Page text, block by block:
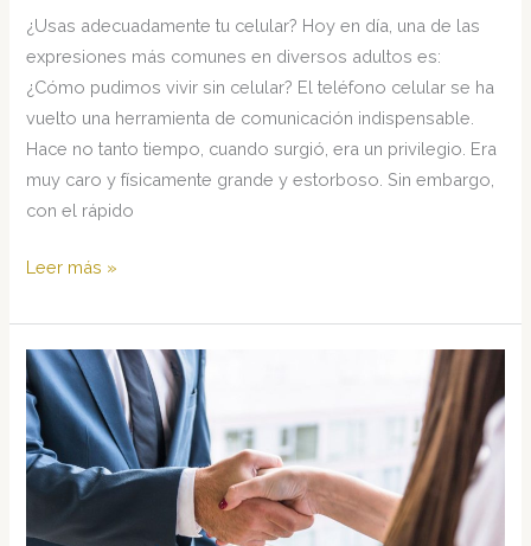
¿Usas adecuadamente tu celular? Hoy en día, una de las
expresiones más comunes en diversos adultos es:
¿Cómo pudimos vivir sin celular? El teléfono celular se ha
vuelto una herramienta de comunicación indispensable.
Hace no tanto tiempo, cuando surgió, era un privilegio. Era
muy caro y físicamente grande y estorboso. Sin embargo,
con el rápido
¿Usas
tu
Celular?
Leer más »